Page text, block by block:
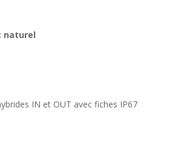
naturel
IN et OUT avec fiches IP67